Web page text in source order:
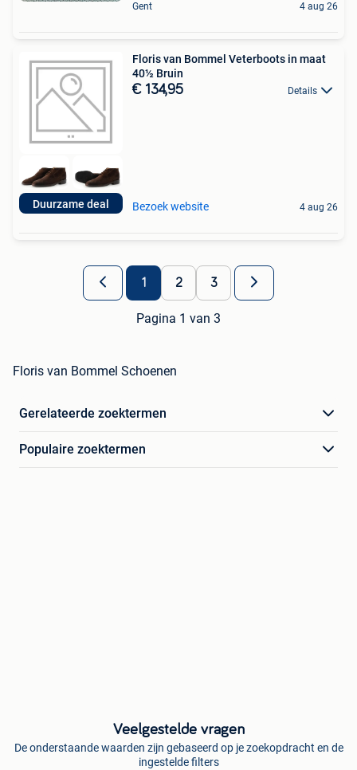
Gent 4 aug 26
Duurzame deal
Floris van Bommel Veterboots in maat
40½ Bruin
€ 134,95 Details
Bezoek website 4 aug 26
1 2 3
Pagina 1 van 3
Floris van Bommel Schoenen
Gerelateerde zoektermen
Populaire zoektermen
Veelgestelde vragen
De onderstaande waarden zijn gebaseerd op je zoekopdracht en de
ingestelde filters